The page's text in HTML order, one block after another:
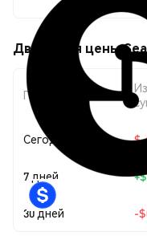
Движения цены
Период
Сегодня $-
7 дней +
30 дней -